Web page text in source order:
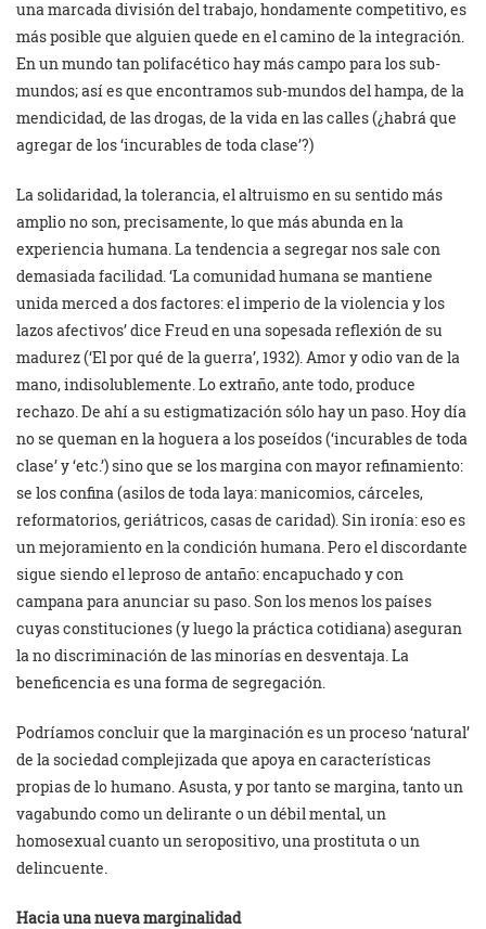
una marcada división del trabajo, hondamente competitivo, es
más posible que alguien quede en el camino de la integración.
En un mundo tan polifacético hay más campo para los sub-
mundos; así es que encontramos sub-mundos del hampa, de la
mendicidad, de las drogas, de la vida en las calles (¿habrá que
agregar de los ‘incurables de toda clase’?)
La solidaridad, la tolerancia, el altruismo en su sentido más
amplio no son, precisamente, lo que más abunda en la
experiencia humana. La tendencia a segregar nos sale con
demasiada facilidad. ‘La comunidad humana se mantiene
unida merced a dos factores: el imperio de la violencia y los
lazos afectivos’ dice Freud en una sopesada reflexión de su
madurez (‘El por qué de la guerra’, 1932). Amor y odio van de la
mano, indisolublemente. Lo extraño, ante todo, produce
rechazo. De ahí a su estigmatización sólo hay un paso. Hoy día
no se queman en la hoguera a los poseídos (‘incurables de toda
clase’ y ‘etc.’) sino que se los margina con mayor refinamiento:
se los confina (asilos de toda laya: manicomios, cárceles,
reformatorios, geriátricos, casas de caridad). Sin ironía: eso es
un mejoramiento en la condición humana. Pero el discordante
sigue siendo el leproso de antaño: encapuchado y con
campana para anunciar su paso. Son los menos los países
cuyas constituciones (y luego la práctica cotidiana) aseguran
la no discriminación de las minorías en desventaja. La
beneficencia es una forma de segregación.
Podríamos concluir que la marginación es un proceso ‘natural’
de la sociedad complejizada que apoya en características
propias de lo humano. Asusta, y por tanto se margina, tanto un
vagabundo como un delirante o un débil mental, un
homosexual cuanto un seropositivo, una prostituta o un
delincuente.
Hacia una nueva marginalidad